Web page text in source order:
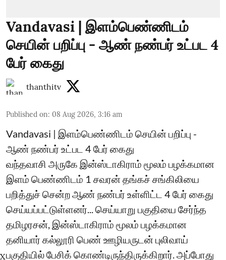
Vandavasi | இளம்பெண்ணிடம்
செயின் பறிப்பு - ஆண் நண்பர் உட்பட 4
பேர் கைது
thanthitv
Published on: 08 Aug 2026, 3:16 am
Vandavasi | இளம்பெண்ணிடம் செயின் பறிப்பு -
ஆண் நண்பர் உட்பட 4 பேர் கைது
வந்தவாசி அருகே இன்ஸ்டாகிராம் மூலம் பழக்கமான
இளம் பெண்ணிடம் 1 சவரன் தங்கச் சங்கிலியை
பறித்துச் சென்ற ஆண் நண்பர் உள்ளிட்ட 4 பேர் கைது
செய்யப்பட்டுள்ளனர்... செய்யாறு பகுதியை சேர்ந்த
தமிழரசன், இன்ஸ்டாகிராம் மூலம் பழக்கமான
தனியார் கல்லூரி பெண் ஊழியருடன் புலிவாய்
பகுதியில் பேசிக் கொண்டிருந்திருக்கிறார். அப்போது
X